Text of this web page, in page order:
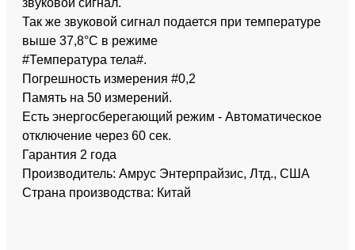
Так же звуковой сигнал подается при температуре
выше 37,8°С в режиме
#Температура тела#.
Погрешность измерения #0,2
Память на 50 измерений.
Есть энергосберегающий режим - Автоматическое
отключение через 60 сек.
Гарантия 2 года
Производитель: Амрус Энтерпрайзис, Лтд., США
Страна производства: Китай